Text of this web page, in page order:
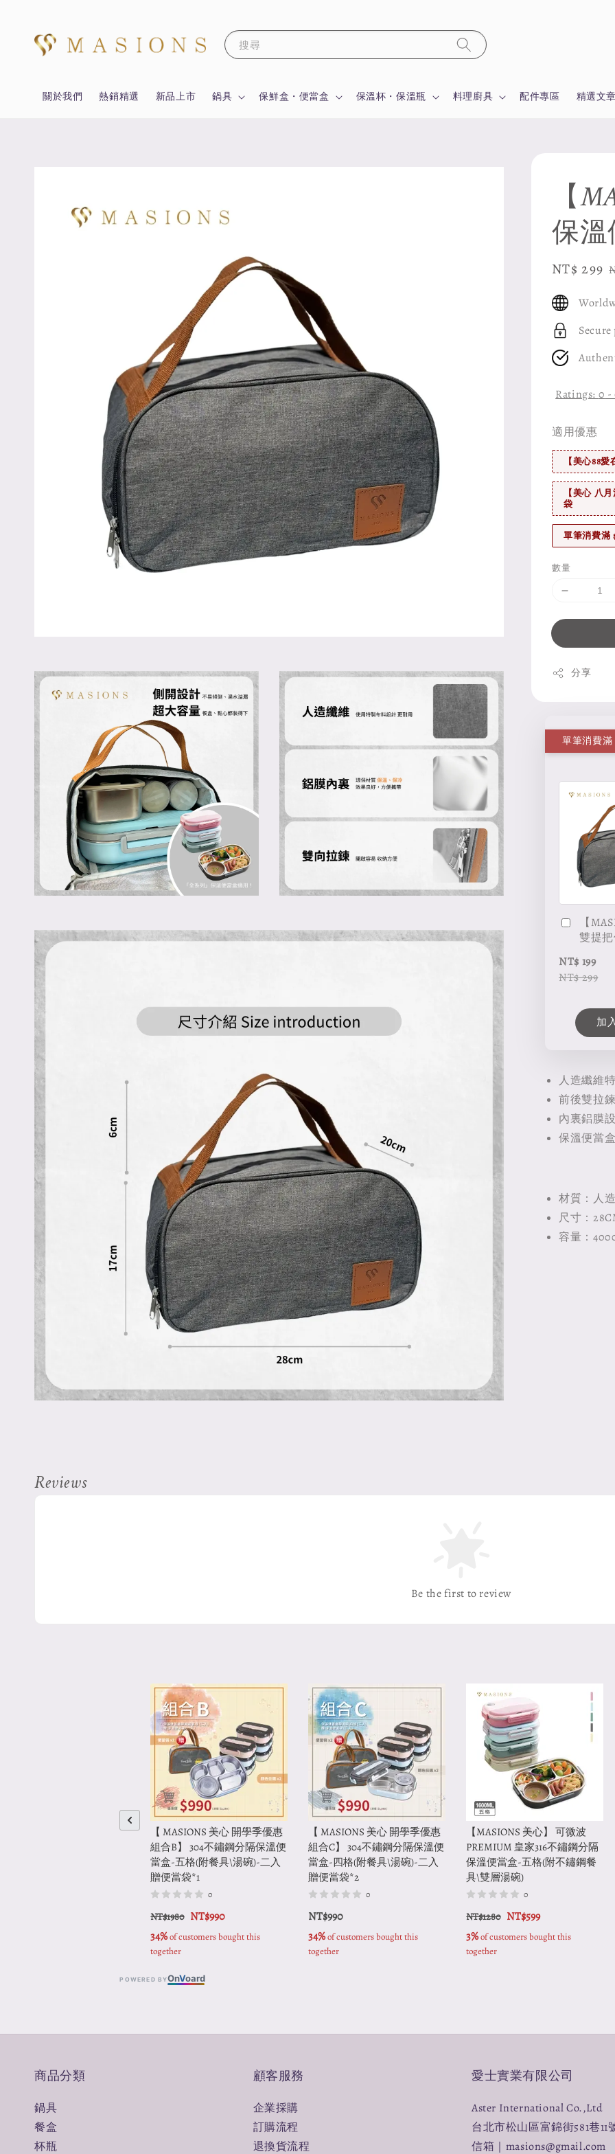
搜尋
關於我們 熱銷精選 新品上市 鍋具 保鮮盒・便當盒 保溫杯・保溫瓶 料理廚具 配件專區 精選文
【
保
Sale
NT$ 299
Ratings: 0 -
適用優惠
【美心88
【美心 八
袋
單筆消費滿
數量
分享
【
雙提
NT$ 199
NT$ 299
加
人造纖維
前後雙拉
內裏鋁膜
保溫便當
材質：人
尺寸：
容量：
Reviews
Be the first to review
【 MASIONS 美心 開學季優惠
組合B】 304不鏽鋼分隔保溫便
當盒-五格(附餐具\湯碗)-二入
贈便當袋*1
0
NT$1980 NT$990
34% of customers bought this
together
【 MASIONS 美心 開學季優惠
組合C】 304不鏽鋼分隔保溫便
當盒-四格(附餐具\湯碗)-二入
贈便當袋*2
0
NT$990
34% of customers bought this
together
【MASIONS 美心】 可微波
PREMIUM 皇家316不鏽鋼分隔
保溫便當盒-五格(附不鏽鋼餐
具\雙層湯碗)
0
NT$1280 NT$599
3% of customers bought this
together
POWERED BYOnVoard
商品分類
鍋具
餐盒
杯瓶
顧客服務
企業採購
訂購流程
退換貨流程
愛士實業有限公司
Aster International Co.,Ltd
台北市松山區富錦街581巷11
信箱｜masions@gmail.com